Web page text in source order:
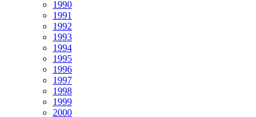
1990
1991
1992
1993
1994
1995
1996
1997
1998
1999
2000